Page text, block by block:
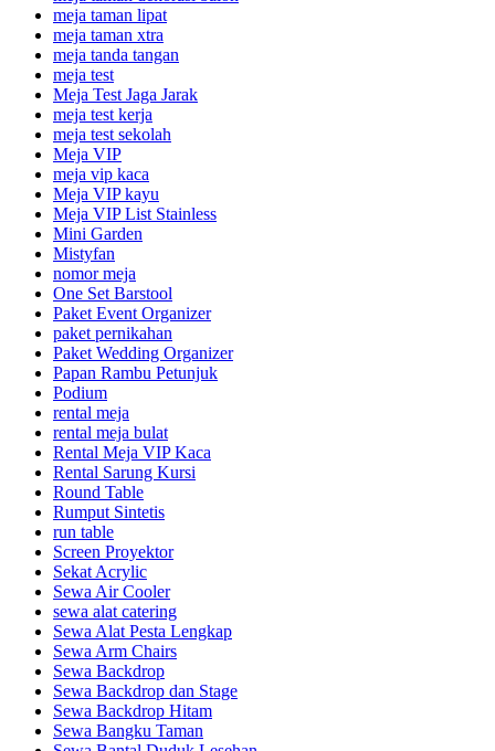
meja taman lipat
meja taman xtra
meja tanda tangan
meja test
Meja Test Jaga Jarak
meja test kerja
meja test sekolah
Meja VIP
meja vip kaca
Meja VIP kayu
Meja VIP List Stainless
Mini Garden
Mistyfan
nomor meja
One Set Barstool
Paket Event Organizer
paket pernikahan
Paket Wedding Organizer
Papan Rambu Petunjuk
Podium
rental meja
rental meja bulat
Rental Meja VIP Kaca
Rental Sarung Kursi
Round Table
Rumput Sintetis
run table
Screen Proyektor
Sekat Acrylic
Sewa Air Cooler
sewa alat catering
Sewa Alat Pesta Lengkap
Sewa Arm Chairs
Sewa Backdrop
Sewa Backdrop dan Stage
Sewa Backdrop Hitam
Sewa Bangku Taman